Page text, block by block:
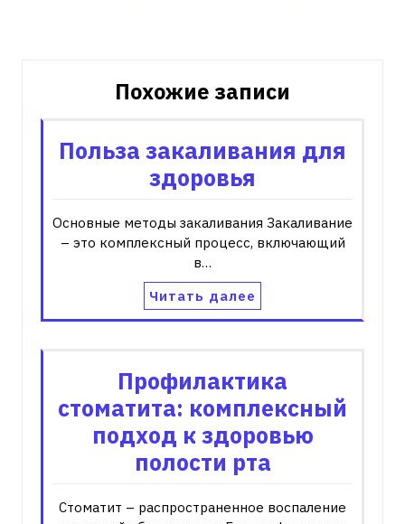
Похожие записи
Польза закаливания для
здоровья
Основные методы закаливания Закаливание
– это комплексный процесс, включающий
в…
Читать далее
Профилактика
стоматита: комплексный
подход к здоровью
полости рта
Стоматит – распространенное воспаление